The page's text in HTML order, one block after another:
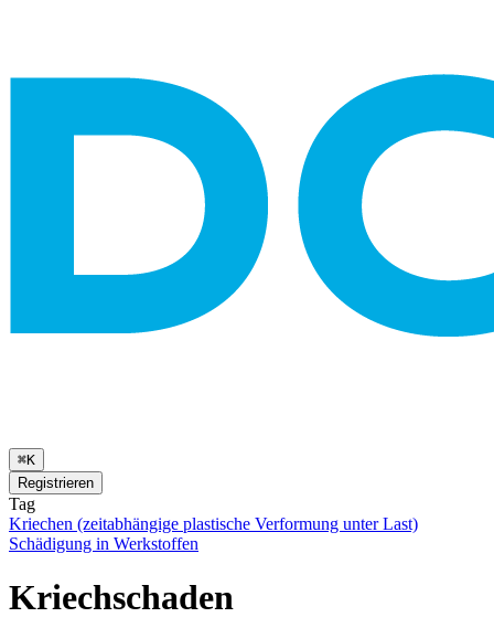
⌘K
Registrieren
Tag
Kriechen (zeitabhängige plastische Verformung unter Last)
Schädigung in Werkstoffen
Kriechschaden